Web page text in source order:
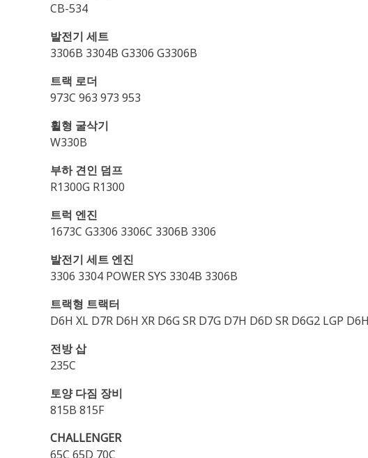
CB-534
발전기 세트
3306B 3304B G3306 G3306B
트랙 로더
973C 963 973 953
휠형 굴삭기
W330B
부하 견인 덤프
R1300G R1300
트럭 엔진
1673C G3306 3306C 3306B 3306
발전기 세트 엔진
3306 3304 POWER SYS 3304B 3306B
트랙형 트랙터
D6H XL D7R D6H XR D6G SR D7G D7H D6D SR D6G2 LGP
전방 삽
235C
토양 다짐 장비
815B 815F
CHALLENGER
65C 65D 70C